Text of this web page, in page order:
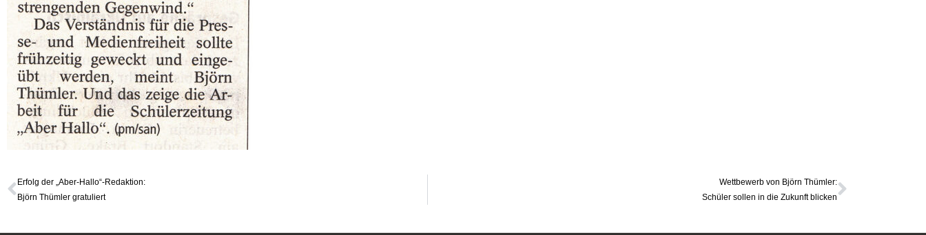
Erfolg der „Aber-Hallo“-Redaktion:
Björn Thümler gratuliert
Wettbewerb von Björn Thümler:
Schüler sollen in die Zukunft blicken